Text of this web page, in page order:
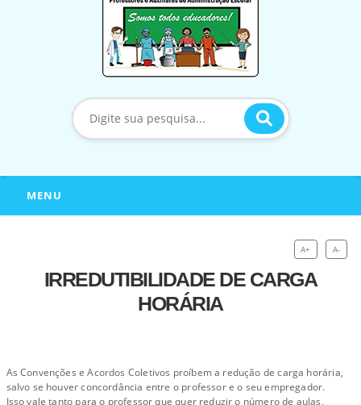
MENU
A+ A-
IRREDUTIBILIDADE DE CARGA
HORÁRIA
As Convenções e Acordos Coletivos proíbem a redução de carga horária,
salvo se houver concordância entre o professor e o seu empregador.
Isso vale tanto para o professor que quer reduzir o número de aulas,